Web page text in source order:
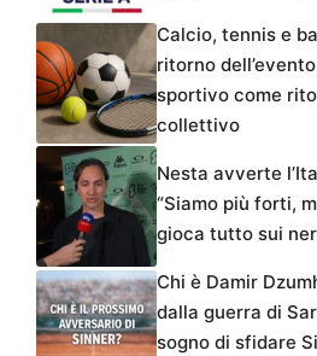
Calcio, tennis e
ritorno dell’evento
sportivo come rito
collettivo
Nesta avverte
“Siamo più forti,
gioca tutto sui
Chi è Damir
dalla guerra di
sogno di sfidare